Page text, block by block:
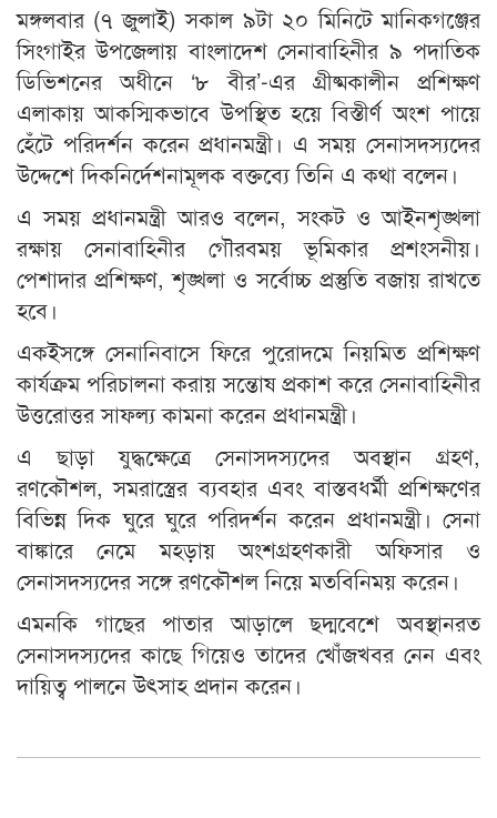
মঙ্গলবার (৭ জুলাই) সকাল ৯টা ২০ মিনিটে মানিকগঞ্জের
সিংগাইর উপজেলায় বাংলাদেশ সেনাবাহিনীর ৯ পদাতিক
ডিভিশনের অধীনে ‘৮ বীর’-এর গ্রীষ্মকালীন প্রশিক্ষণ
এলাকায় আকস্মিকভাবে উপস্থিত হয়ে বিস্তীর্ণ অংশ পায়ে
হেঁটে পরিদর্শন করেন প্রধানমন্ত্রী। এ সময় সেনাসদস্যদের
উদ্দেশে দিকনির্দেশনামূলক বক্তব্যে তিনি এ কথা বলেন।
এ সময় প্রধানমন্ত্রী আরও বলেন, সংকট ও আইনশৃঙ্খলা
রক্ষায় সেনাবাহিনীর গৌরবময় ভূমিকার প্রশংসনীয়।
পেশাদার প্রশিক্ষণ, শৃঙ্খলা ও সর্বোচ্চ প্রস্তুতি বজায় রাখতে
হবে।
একইসঙ্গে সেনানিবাসে ফিরে পুরোদমে নিয়মিত প্রশিক্ষণ
কার্যক্রম পরিচালনা করায় সন্তোষ প্রকাশ করে সেনাবাহিনীর
উত্তরোত্তর সাফল্য কামনা করেন প্রধানমন্ত্রী।
এ ছাড়া যুদ্ধক্ষেত্রে সেনাসদস্যদের অবস্থান গ্রহণ,
রণকৌশল, সমরাস্ত্রের ব্যবহার এবং বাস্তবধর্মী প্রশিক্ষণের
বিভিন্ন দিক ঘুরে ঘুরে পরিদর্শন করেন প্রধানমন্ত্রী। সেনা
বাঙ্কারে নেমে মহড়ায় অংশগ্রহণকারী অফিসার ও
সেনাসদস্যদের সঙ্গে রণকৌশল নিয়ে মতবিনিময় করেন।
এমনকি গাছের পাতার আড়ালে ছদ্মবেশে অবস্থানরত
সেনাসদস্যদের কাছে গিয়েও তাদের খোঁজখবর নেন এবং
দায়িত্ব পালনে উৎসাহ প্রদান করেন।